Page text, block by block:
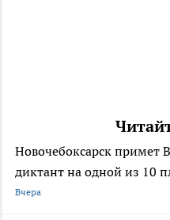
Новочебоксарск примет
диктант на одной из 10
Вчера